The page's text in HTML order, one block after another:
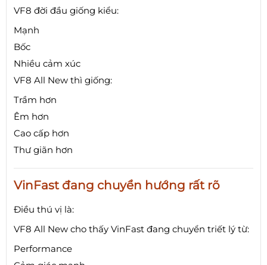
VF8 đời đầu giống kiểu:
Mạnh
Bốc
Nhiều cảm xúc
VF8 All New thì giống:
Trầm hơn
Êm hơn
Cao cấp hơn
Thư giãn hơn
VinFast đang chuyển hướng rất rõ
Điều thú vị là:
VF8 All New cho thấy VinFast đang chuyển triết lý từ:
Performance